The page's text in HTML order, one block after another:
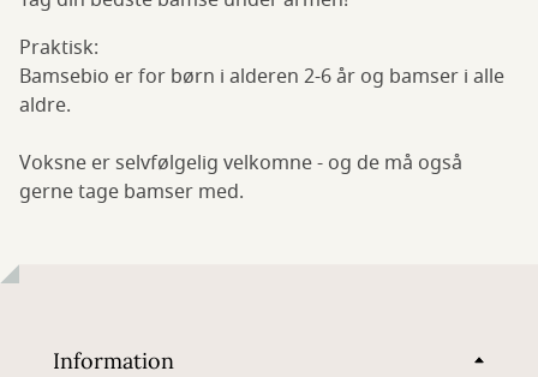
Praktisk:
Bamsebio er for børn i alderen 2-6 år og bamser i alle
aldre.
Voksne er selvfølgelig velkomne - og de må også
gerne tage bamser med.
Information